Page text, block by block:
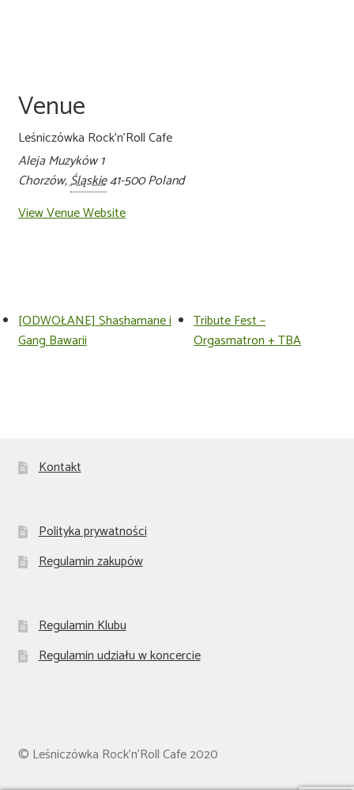
Venue
Leśniczówka Rock’n’Roll Cafe
Aleja Muzyków 1
Chorzów,Śląskie41-500Poland
View Venue Website
[ODWOŁANE] Shashamane i
Gang Bawarii
Tribute Fest –
Orgasmatron + TBA
Kontakt
Polityka prywatności
Regulamin zakupów
Regulamin Klubu
Regulamin udziału w koncercie
© Leśniczówka Rock'n'Roll Cafe 2020